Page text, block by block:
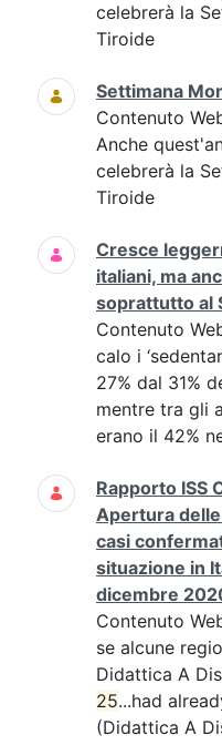
celebrerà la
Tiroide
Settimana
Contenuto
Anche
celebrerà la
Tiroide
Cresce
italiani, ma
soprattutto al
Contenuto
calo i
27% dal 31%
mentre tra gli
erano il 42%
Rapporto ISS
Apertura
casi
situazione in
dicembre
Contenuto
se alcune
Didattica A
25...had
(Didattica A